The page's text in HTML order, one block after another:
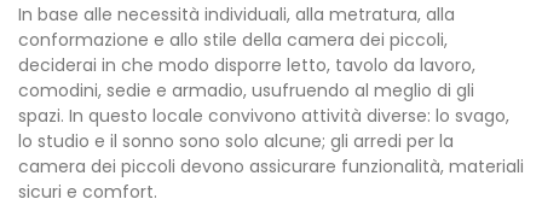
In base alle necessità individuali, alla metratura, alla
conformazione e allo stile della camera dei piccoli,
deciderai in che modo disporre letto, tavolo da lavoro,
comodini, sedie e armadio, usufruendo al meglio di gli
spazi. In questo locale convivono attività diverse: lo svago,
lo studio e il sonno sono solo alcune; gli arredi per la
camera dei piccoli devono assicurare funzionalità, materiali
sicuri e comfort.